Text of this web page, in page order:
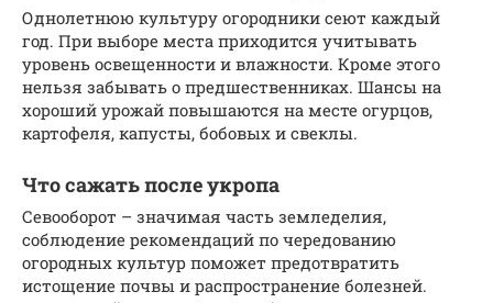
Однолетнюю культуру огородники сеют каждый
год. При выборе места приходится учитывать
уровень освещенности и влажности. Кроме этого
нельзя забывать о предшественниках. Шансы на
хороший урожай повышаются на месте огурцов,
картофеля, капусты, бобовых и свеклы.
Что сажать после укропа
Севооборот – значимая часть земледелия,
соблюдение рекомендаций по чередованию
огородных культур поможет предотвратить
истощение почвы и распространение болезней.